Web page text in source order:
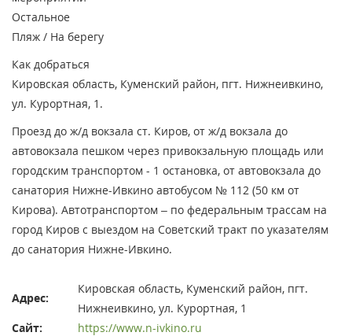
Остальное
Пляж / На берегу
Как добраться
Кировская область, Куменский район, пгт. Нижнеивкино,
ул. Курортная, 1.
Проезд до ж/д вокзала ст. Киров, от ж/д вокзала до
автовокзала пешком через привокзальную площадь или
городским транспортом - 1 остановка, от автовокзала до
санатория Нижне-Ивкино автобусом № 112 (50 км от
Кирова). Автотранспортом – по федеральным трассам на
город Киров с выездом на Советский тракт по указателям
до санатория Нижне-Ивкино.
Адрес:
Кировская область, Куменский район, пгт.
Нижнеивкино, ул. Курортная, 1
Сайт:
https://www.n-ivkino.ru